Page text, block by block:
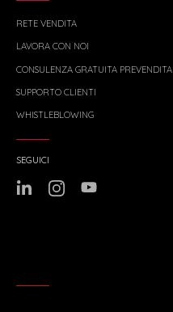
RETE VENDITA
LAVORA CON NOI
CONSULENZA GRATUITA PREVENDITA
SUPPORTO CLIENTI
WHISTLEBLOWING
SEGUICI